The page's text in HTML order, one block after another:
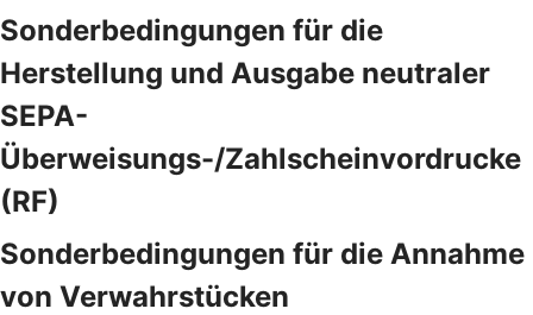
Sonderbedingungen für die
Herstellung und Ausgabe neutraler
SEPA-
Überweisungs-/Zahlscheinvordrucke
(RF)
Sonderbedingungen für die Annahme
von Verwahrstücken